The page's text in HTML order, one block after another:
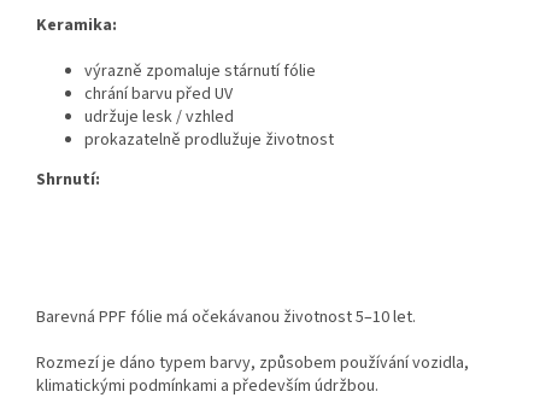
Keramika:
výrazně zpomaluje stárnutí fólie
chrání barvu před UV
udržuje lesk / vzhled
prokazatelně prodlužuje životnost
Shrnutí:
Barevná PPF fólie má očekávanou životnost 5–10 let.
Rozmezí je dáno typem barvy, způsobem používání vozidla,
klimatickými podmínkami a především údržbou.